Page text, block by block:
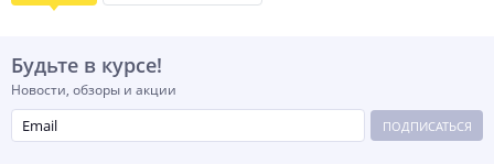
Будьте в курсе!
Новости, обзоры и акции
ПОДПИСАТЬСЯ